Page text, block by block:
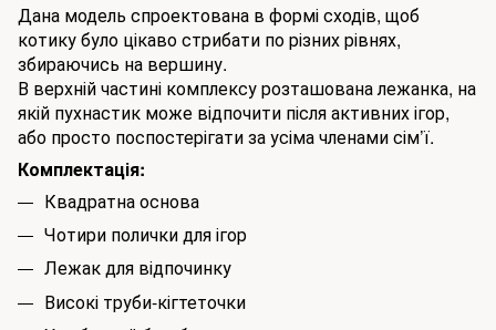
Дана модель спроектована в формі сходів, щоб
котику було цікаво стрибати по різних рівнях,
збираючись на вершину.
В верхній частині комплексу розташована лежанка, на
якій пухнастик може відпочити після активних ігор,
або просто поспостерігати за усіма членами сім’ї.
Комплектація:
Квадратна основа
Чотири полички для ігор
Лежак для відпочинку
Високі труби-кігтеточки